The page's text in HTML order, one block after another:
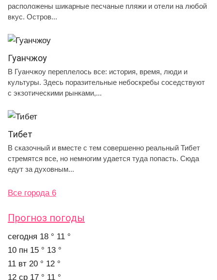
расположены шикарные песчаные пляжи и отели на любой
вкус. Остров...
Гуанчжоу
В Гуанчжоу переплелось все: история, время, люди и
культуры. Здесь поразительные небоскребы соседствуют
с экзотическими рынками,...
Тибет
В сказочный и вместе с тем совершенно реальный Тибет
стремятся все, но немногим удается туда попасть. Сюда
едут за духовным...
Все города 6
Прогноз погоды
cегодня 18 ° 11 °
10 пн 15 ° 13 °
11 вт 20 ° 12 °
12 ср 17 ° 11 °